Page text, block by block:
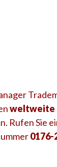
weltweite
Rufen Sie
0176-